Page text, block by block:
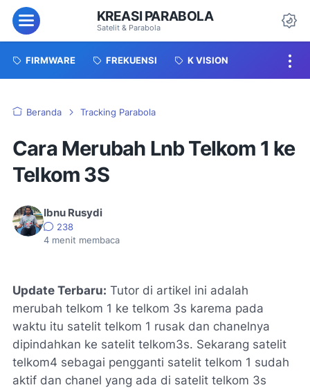
Menu KREASI PARABOLA
Satelit & Parabola
FIRMWARE FREKUENSI K VISION
Beranda Tracking Parabola
Cara Merubah Lnb Telkom 1 ke
Telkom 3S
Ibnu Rusydi
238
4 menit membaca
Update Terbaru: Tutor di artikel ini adalah
merubah telkom 1 ke telkom 3s karema pada
waktu itu satelit telkom 1 rusak dan chanelnya
dipindahkan ke satelit telkom3s. Sekarang satelit
telkom4 sebagai pengganti satelit telkom 1 sudah
aktif dan chanel yang ada di satelit telkom 3s